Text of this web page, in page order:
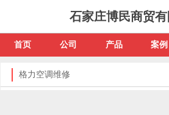
石家庄博民商贸有
首页 公司 产品 案例
格力空调维修